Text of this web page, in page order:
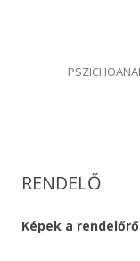
RENDELŐ
Képek a